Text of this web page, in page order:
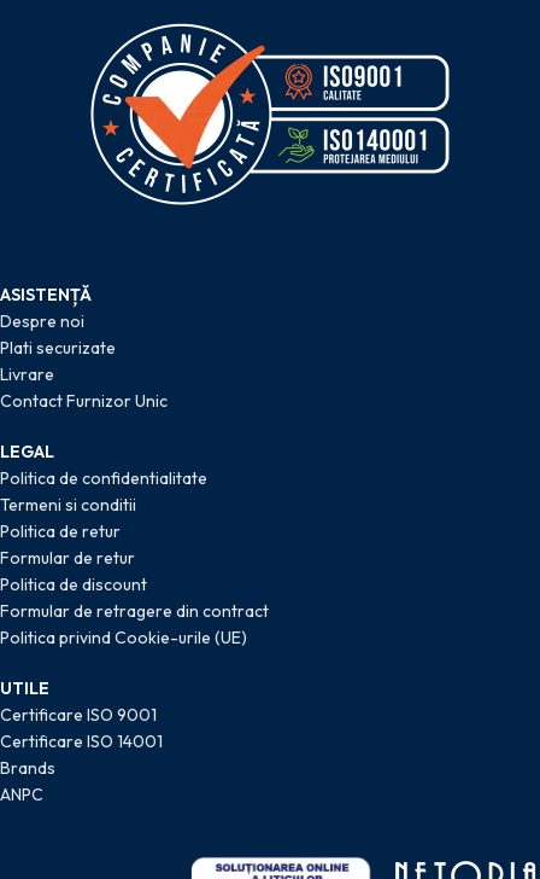
ASISTENȚĂ
Despre noi
Plati securizate
Livrare
Contact Furnizor Unic
LEGAL
Politica de confidentialitate
Termeni si conditii
Politica de retur
Formular de retur
Politica de discount
Formular de retragere din contract
Politica privind Cookie-urile (UE)
UTILE
Certificare ISO 9001
Certificare ISO 14001
Brands
ANPC